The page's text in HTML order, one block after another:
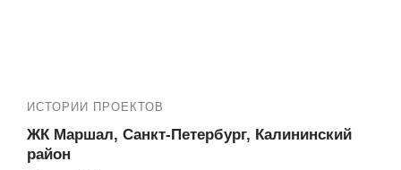
ИСТОРИИ ПРОЕКТОВ
ЖК Маршал, Санкт-Петербург, Калининский
район